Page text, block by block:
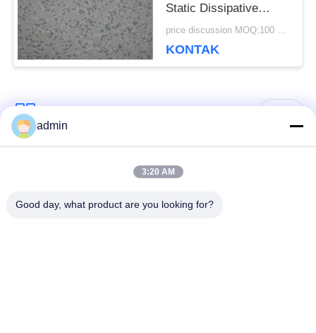
PRIVASI
Static Dissipative
Lantai Untuk Ruang
price discussion MOQ:100 meter persegi
KONTAK
Bad Request
Lantai ubin vinil
admin
3:20 AM
Good day, what product are you looking for?